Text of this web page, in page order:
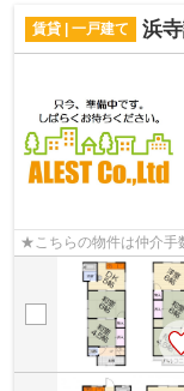
賃貸 | 一戸建て 浜
★こちらの物件は仲介